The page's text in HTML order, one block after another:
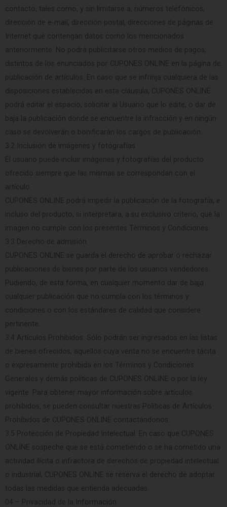
contacto, tales como, y sin limitarse a, números telefónicos,
dirección de e-mail, dirección postal, direcciones de páginas de
Internet que contengan datos como los mencionados
anteriormente. No podrá publicitarse otros medios de pagos,
distintos de los enunciados por CUPONES ONLINE en la página de
publicación de artículos. En caso que se infrinja cualquiera de las
disposiciones establecidas en esta cláusula, CUPONES ONLINE
podrá editar el espacio, solicitar al Usuario que lo edite, o dar de
baja la publicación donde se encuentre la infracción y en ningún
caso se devolverán o bonificarán los cargos de publicación.
3.2 Inclusión de imágenes y fotografías
El usuario puede incluir imágenes y fotografías del producto
ofrecido siempre que las mismas se correspondan con el
artículo.
CUPONES ONLINE podrá impedir la publicación de la fotografía, e
incluso del producto, si interpretara, a su exclusivo criterio, que la
imagen no cumple con los presentes Términos y Condiciones.
3.3 Derecho de admisión
CUPONES ONLINE se guarda el derecho de aprobar o rechazar
publicaciones de bienes por parte de los usuarios vendedores.
Pudiendo, de esta forma, en cualquier momento dar de baja
cualquier publicación que no cumpla con los términos y
condiciones o con los estándares de calidad que considere
pertinente.
3.4 Artículos Prohibidos. Sólo podrán ser ingresados en las listas
de bienes ofrecidos, aquellos cuya venta no se encuentre tácita
o expresamente prohibida en los Términos y Condiciones
Generales y demás políticas de CUPONES ONLINE o por la ley
vigente. Para obtener mayor información sobre artículos
prohibidos, se pueden consultar nuestras Políticas de Artículos
Prohibidos de CUPONES ONLINE contactándonos.
3.5 Protección de Propiedad Intelectual. En caso que CUPONES
ONLINE sospeche que se está cometiendo o se ha cometido una
actividad ilícita o infractora de derechos de propiedad intelectual
o industrial, CUPONES ONLINE se reserva el derecho de adoptar
todas las medidas que entienda adecuadas.
04 – Privacidad de la Información